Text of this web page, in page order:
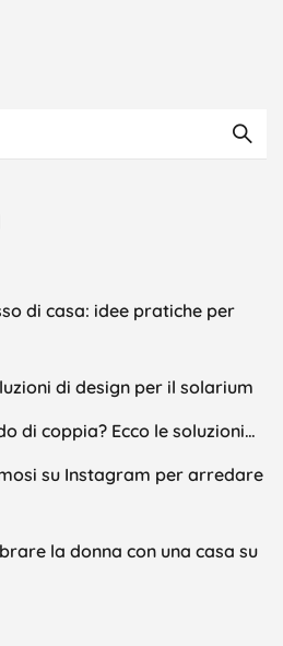
di casa: idee pratiche per
di design per il solarium
di coppia? Ecco le soluzioni…
su Instagram per arredare
la donna con una casa su